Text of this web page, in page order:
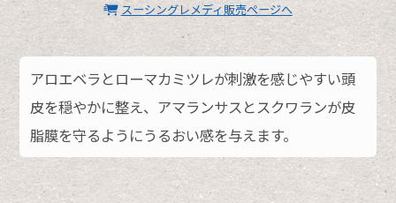
スーシングレメディ販売ページへ
アロエベラとローマカミツレが刺激を感じやすい頭
皮を穏やかに整え、アマランサスとスクワランが皮
脂膜を守るようにうるおい感を与えます。